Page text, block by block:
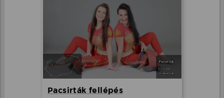
Pacsirták fellépés